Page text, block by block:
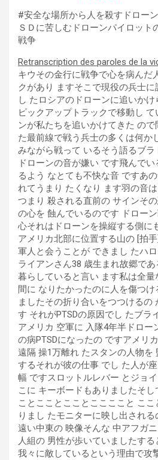
#安全な場所から人を殺すドロー
ＳＤに苦しむドローンパイロット
戦争
Retranscription des paroles de la
キウその金行に戦争で心を病んだ
クがあり ますそこで現役の兵士
し たロシアのドローンに追いか
ピックアップトラックで移動し
ンが私たちを追いかけてきた の
た最前線で戦う兵士の多くは何か
みながら戦って いるそう語るブ
ドローンの音が嫌い です飛んで
るよう なとても不快な音 ですあ
れてうまり たくなり ます羽の音
つまり 殺される直前の サインそ
の心を 蝕んでいるのです ドロー
心それはドローンを操縦する側に
アメリカ北部に位置する山の [拍
軍人と会うことが できまし たハ
ライアンさん38 歳生まれ故郷で
暮らしていると言い ます私は全
間に なりたかったのに人を傷つ
ましたその折り合いをつつけるの
す それがPTSDの原因でし たブラ
アメリカ 空軍に 入隊4年半ドロー
の病PTSDになったの ですアメリ
遠隔 操1万離れ たスタンの人物を
するそれが彼の仕事 でし た人が
幅 ですスロットルレバー とジョ
こに キーボードもありましたそ
ことこことこことここここと こ
りまし たモニターに映し出され
遠い中東の 映像そんな 中アフガ
人組の 男性が歩いていましたす
我々に敵しているという理由で攻